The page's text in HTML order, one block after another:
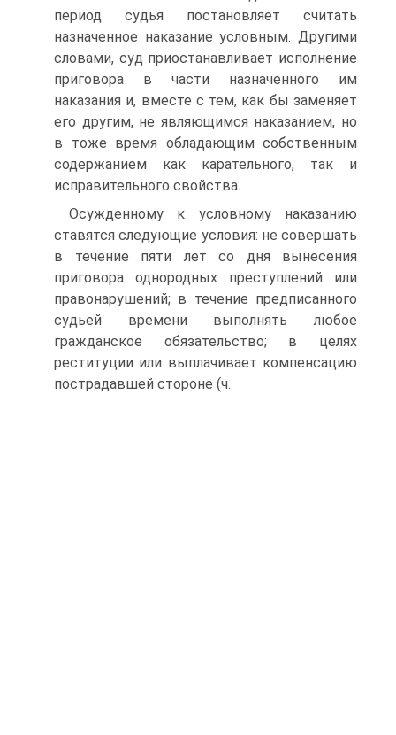
период судья постановляет считать
назначенное наказание условным. Другими
словами, суд приостанавливает исполнение
приговора в части назначенного им
наказания и, вместе с тем, как бы заменяет
его другим, не являющимся наказанием, но
в тоже время обладающим собственным
содержанием как карательного, так и
исправительного свойства.
Осужденному к условному наказанию
ставятся следующие условия: не совершать
в течение пяти лет со дня вынесения
приговора однородных преступлений или
правонарушений; в течение предписанного
судьей времени выполнять любое
гражданское обязательство; в целях
реституции или выплачивает компенсацию
пострадавшей стороне (ч.